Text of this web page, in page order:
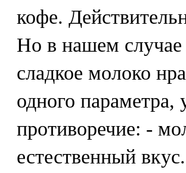
кофе.
Но в нашем случае
сладкое молоко
одного параметра,
противоречие: -
естественный